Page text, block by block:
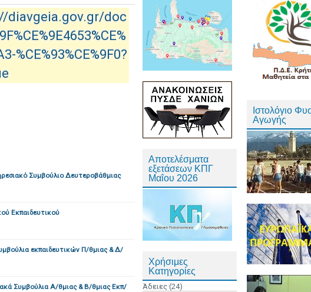
diavgeia.gov.gr/doc
%CE%93%CE%9F0?
Συμβούλιο Δευτεροβάθμιας
Εκπαιδευτικού
εκπαιδευτικών Π/θμιας & Δ/
Συμβούλια Α/θμιας & Β/θμιας Εκπ/
Αποτελέσματα
εξετάσεων ΚΠΓ
Μαΐου 2026
Χρήσιμες
Κατηγορίες
Άδειες (24)
Ιστολόγιο
Αγωγής